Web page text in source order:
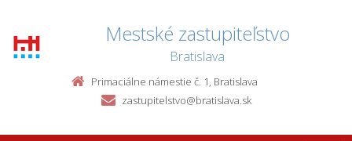
Mestské zastupiteľstvo
Bratislava
Primaciálne námestie č. 1, Bratislava
zastupitelstvo@bratislava.sk